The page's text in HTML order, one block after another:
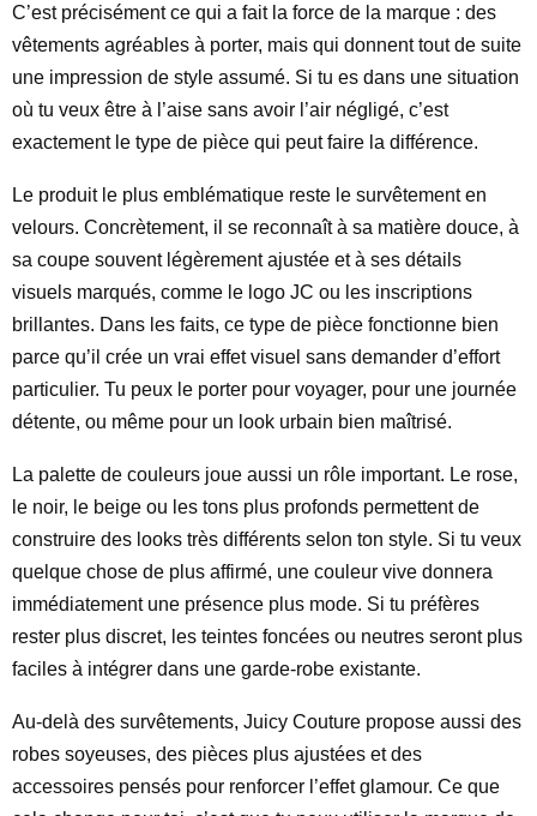
C’est précisément ce qui a fait la force de la marque : des
vêtements agréables à porter, mais qui donnent tout de suite
une impression de style assumé. Si tu es dans une situation
où tu veux être à l’aise sans avoir l’air négligé, c’est
exactement le type de pièce qui peut faire la différence.
Le produit le plus emblématique reste le survêtement en
velours. Concrètement, il se reconnaît à sa matière douce, à
sa coupe souvent légèrement ajustée et à ses détails
visuels marqués, comme le logo JC ou les inscriptions
brillantes. Dans les faits, ce type de pièce fonctionne bien
parce qu’il crée un vrai effet visuel sans demander d’effort
particulier. Tu peux le porter pour voyager, pour une journée
détente, ou même pour un look urbain bien maîtrisé.
La palette de couleurs joue aussi un rôle important. Le rose,
le noir, le beige ou les tons plus profonds permettent de
construire des looks très différents selon ton style. Si tu veux
quelque chose de plus affirmé, une couleur vive donnera
immédiatement une présence plus mode. Si tu préfères
rester plus discret, les teintes foncées ou neutres seront plus
faciles à intégrer dans une garde-robe existante.
Au-delà des survêtements, Juicy Couture propose aussi des
robes soyeuses, des pièces plus ajustées et des
accessoires pensés pour renforcer l’effet glamour. Ce que